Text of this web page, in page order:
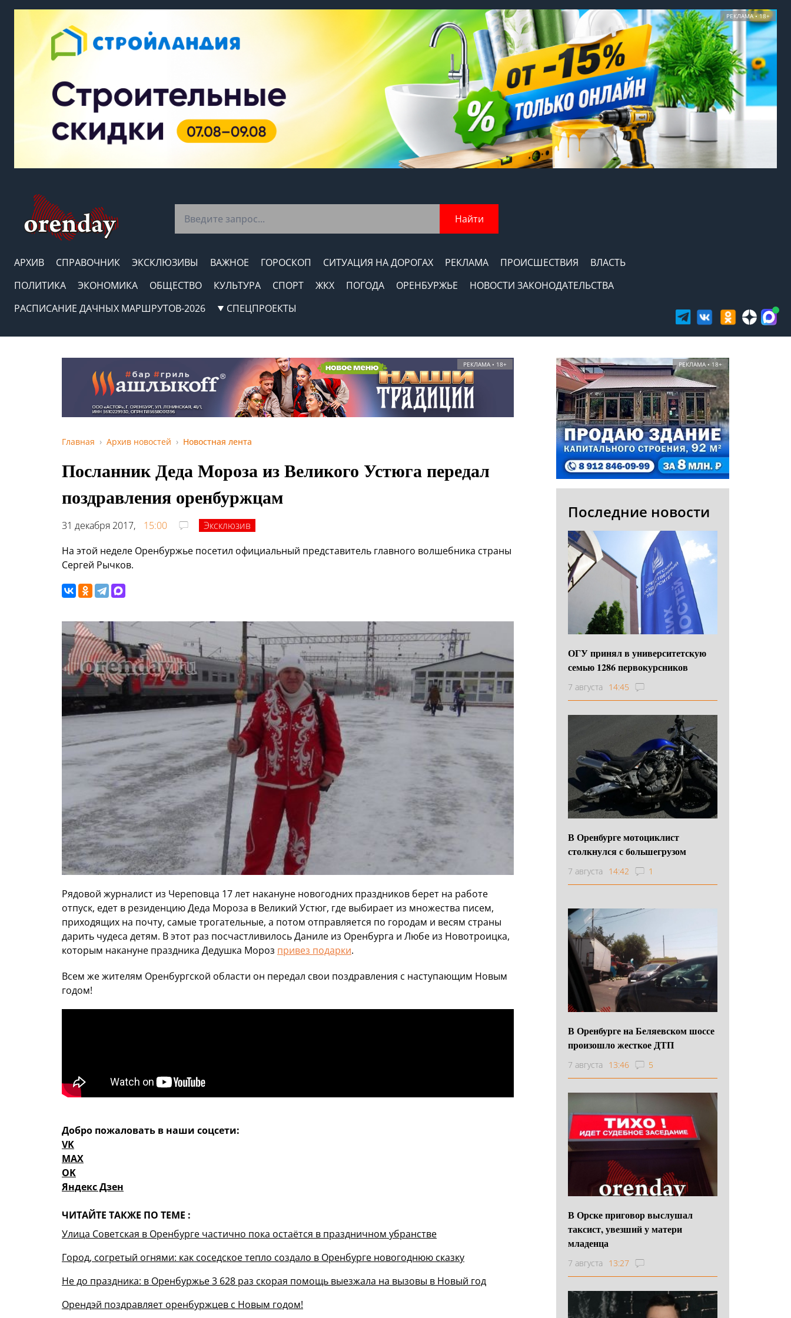
РЕКЛАМА • 18+
Найти
АРХИВ СПРАВОЧНИК ЭКСКЛЮЗИВЫ ВАЖНОЕ ГОРОСКОП СИТУАЦИЯ НА ДОРОГАХ РЕКЛАМА ПРОИСШЕСТВИЯ
ВЛАСТЬ
ПОЛИТИКА
ЭКОНОМИКА ОБЩЕСТВО КУЛЬТУРА СПОРТ ЖКХ ПОГОДА ОРЕНБУРЖЬЕ
НОВОСТИ ЗАКОНОДАТЕЛЬСТВА
РАСПИСАНИЕ ДАЧНЫХ МАРШРУТОВ-2026
СПЕЦПРОЕКТЫ
РЕКЛАМА • 18+
Главная Архив новостей Новостная лента
Посланник Деда Мороза из Великого Устюга передал
поздравления оренбуржцам
31 декабря 2017, 15:00
Эксклюзив
На этой неделе Оренбуржье посетил официальный представитель главного волшебника страны
Сергей Рычков.
Рядовой журналист из Череповца 17 лет накануне новогодних праздников берет на работе
отпуск, едет в резиденцию Деда Мороза в Великий Устюг, где выбирает из множества писем,
приходящих на почту, самые трогательные, а потом отправляется по городам и весям страны
дарить чудеса детям. В этот раз посчастливилось Даниле из Оренбурга и Любе из Новотроицка,
которым накануне праздника Дедушка Мороз привез подарки.
Всем же жителям Оренбургской области он передал свои поздравления с наступающим Новым
годом!
Добро пожаловать в наши соцсети:
VK
MAX
OK
Яндекс Дзен
ЧИТАЙТЕ ТАКЖЕ ПО ТЕМЕ :
Улица Советская в Оренбурге частично пока остаётся в праздничном убранстве
Город, согретый огнями: как соседское тепло создало в Оренбурге новогоднюю сказку
Не до праздника: в Оренбуржье 3 628 раз скорая помощь выезжала на вызовы в Новый год
Орендэй поздравляет оренбуржцев с Новым годом!
РЕКЛАМА • 18+
Последние новости
ОГУ принял в университетскую
семью 1286 первокурсников
7 августа 14:45
В Оренбурге мотоциклист
столкнулся с большегрузом
7 августа 14:42 1
В Оренбурге на Беляевском шоссе
произошло жесткое ДТП
7 августа 13:46 5
В Орске приговор выслушал
таксист, увезший у матери
младенца
7 августа 13:27